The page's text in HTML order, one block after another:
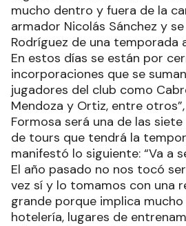
a los jugadores. Llegaron
varios jugadores como Araya
a Grecia, Mosquera a UPCN,
Además hubo jugadores del
Niz y Pablo Rivero que
y se sumaron a Amuvoca de
propio Alexis Nocenti. En
un mercado difícil porque los
esperando siempre una
pero ya tenemos un 80 por
confirmado. Vamos a tener a
gran experiencia como Javier
después de dos muy buenos
regresa al club el Mono